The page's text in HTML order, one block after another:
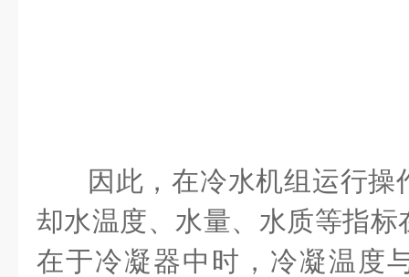
因此，在冷水机组运行操
却水温度、水量、水质等指
在于冷凝器中时，冷凝温度